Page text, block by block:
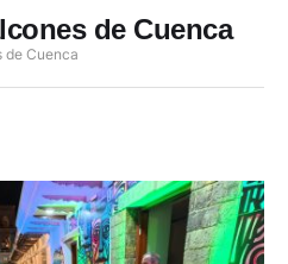
de Cuenca
de Cuenca